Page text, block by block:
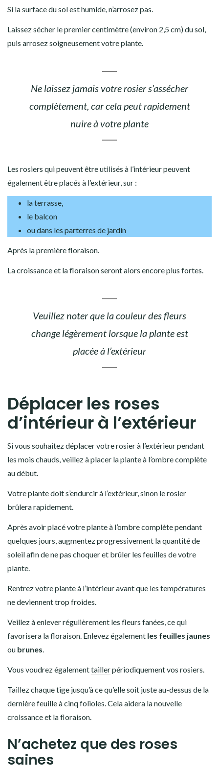
Si la surface du sol est humide, n’arrosez pas.
Laissez sécher le premier centimètre (environ 2,5 cm) du sol,
puis arrosez soigneusement votre plante.
Ne laissez jamais votre rosier s’assécher
complètement, car cela peut rapidement
nuire à votre plante
Les rosiers qui peuvent être utilisés à l’intérieur peuvent
également être placés à l’extérieur, sur :
la terrasse,
le balcon
ou dans les parterres de jardin
Après la première floraison.
La croissance et la floraison seront alors encore plus fortes.
Veuillez noter que la couleur des fleurs
change légèrement lorsque la plante est
placée à l’extérieur
Déplacer les roses
d’intérieur à l’extérieur
Si vous souhaitez déplacer votre rosier à l’extérieur pendant
les mois chauds, veillez à placer la plante à l’ombre complète
au début.
Votre plante doit s’endurcir à l’extérieur, sinon le rosier
brûlera rapidement.
Après avoir placé votre plante à l’ombre complète pendant
quelques jours, augmentez progressivement la quantité de
soleil afin de ne pas choquer et brûler les feuilles de votre
plante.
Rentrez votre plante à l’intérieur avant que les températures
ne deviennent trop froides.
Veillez à enlever régulièrement les fleurs fanées, ce qui
favorisera la floraison. Enlevez également les feuilles jaunes
ou brunes
Vous voudrez égalementtaillerpériodiquement vos rosiers.
Taillez chaque tige jusqu’à ce qu’elle soit juste au-dessus de la
dernière feuille à cinq folioles. Cela aidera la nouvelle
croissance et la floraison.
N’achetez que des roses
saines